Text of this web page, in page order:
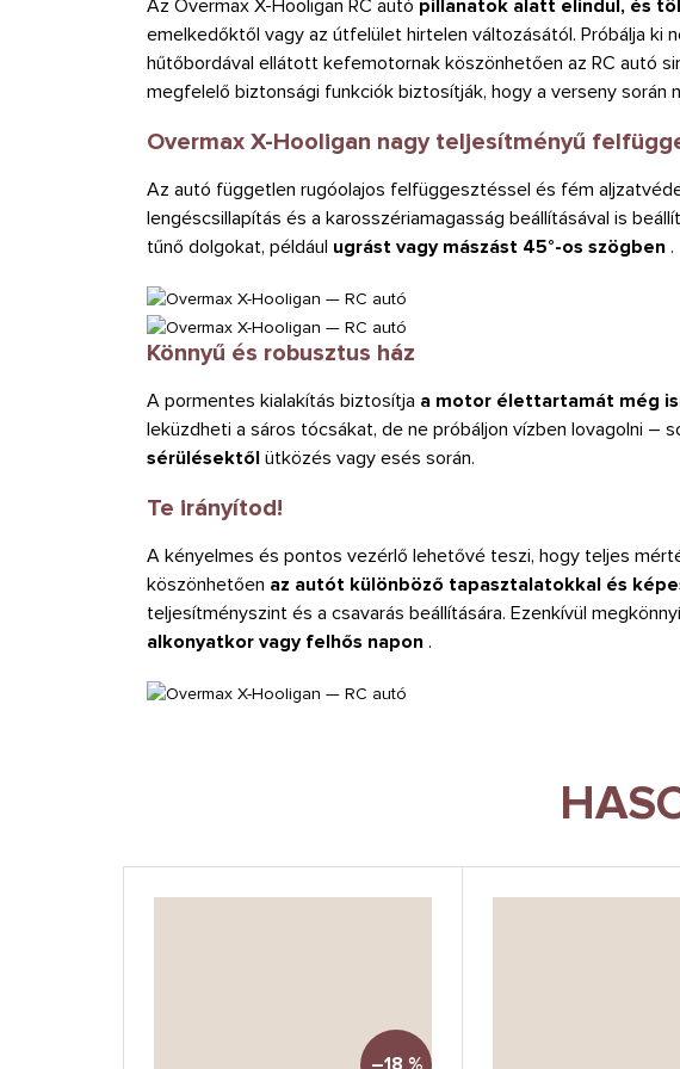
Az Overmax X-Hooligan RC autó pillanatok alatt elindul, és
emelkedőktől vagy az útfelület hirtelen változásától. Próbálja
hűtőbordával ellátott kefemotornak köszönhetően az RC autó
megfelelő biztonsági funkciók biztosítják, hogy a verseny során
Overmax X-Hooligan nagy teljesítményű
Az autó független rugóolajos felfüggesztéssel és fém
lengéscsillapítás és a karosszériamagasság beállításával is
tűnő dolgokat, például ugrást vagy mászást 45°-os szögben .
Könnyű és robusztus ház
A pormentes kialakítás biztosítja a motor élettartamát még
leküzdheti a sáros tócsákat, de ne próbáljon vízben lovagolni –
sérülésektől ütközés vagy esés során.
Te irányítod!
A kényelmes és pontos vezérlő lehetővé teszi, hogy teljes
köszönhetően az autót különböző tapasztalatokkal és
teljesítményszint és a csavarás beállítására. Ezenkívül
alkonyatkor vagy felhős napon .
–18 %